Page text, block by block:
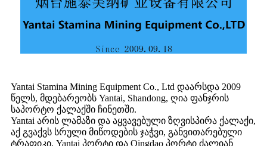
Yantai Stamina Mining Equipment Co., Ltd დაარსდა 2009
წელს, მდებარეობს Yantai, Shandong, ღია ფანჯრის
საპორტო ქალაქში ჩინეთში.
Yantai არის ლამაზი და აყვავებული ზღვისპირა ქალაქი,
აქ გვაქვს სრული მიწოდების ჯაჭვი, განვითარებული
ტრაფიკი, Yantai პორტი და Qingdao პორტი ძალიან